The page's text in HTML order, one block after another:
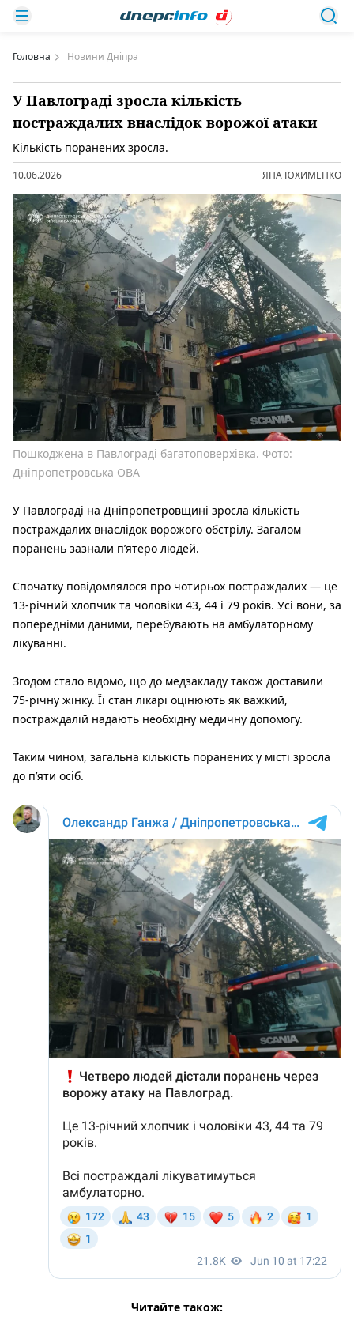
Головна Новини Дніпра
У Павлограді зросла кількість
постраждалих внаслідок ворожої атаки
Кількість поранених зросла.
10.06.2026 ЯНА ЮХИМЕНКО
Пошкоджена в Павлограді багатоповерхівка. Фото:
Дніпропетровська ОВА
У Павлограді на Дніпропетровщині зросла кількість
постраждалих внаслідок ворожого обстрілу. Загалом
поранень зазнали п’ятеро людей.
Спочатку повідомлялося про чотирьох постраждалих — це
13-річний хлопчик та чоловіки 43, 44 і 79 років. Усі вони, за
попередніми даними, перебувають на амбулаторному
лікуванні.
Згодом стало відомо, що до медзакладу також доставили
75-річну жінку. Її стан лікарі оцінюють як важкий,
постраждалій надають необхідну медичну допомогу.
Таким чином, загальна кількість поранених у місті зросла
до п’яти осіб.
Читайте також: